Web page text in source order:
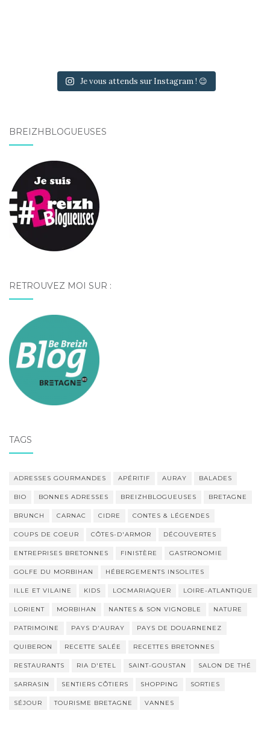
Je vous attends sur Instagram ! 😉
BREIZHBLOGUEUSES
RETROUVEZ MOI SUR :
TAGS
ADRESSES GOURMANDES APÉRITIF AURAY BALADES
BIO BONNES ADRESSES BREIZHBLOGUEUSES BRETAGNE
BRUNCH CARNAC CIDRE CONTES & LÉGENDES
COUPS DE COEUR CÔTES-D'ARMOR DÉCOUVERTES
ENTREPRISES BRETONNES FINISTÈRE GASTRONOMIE
GOLFE DU MORBIHAN HÉBERGEMENTS INSOLITES
ILLE ET VILAINE KIDS LOCMARIAQUER LOIRE-ATLANTIQUE
LORIENT MORBIHAN NANTES & SON VIGNOBLE NATURE
PATRIMOINE PAYS D'AURAY PAYS DE DOUARNENEZ
QUIBERON RECETTE SALÉE RECETTES BRETONNES
RESTAURANTS RIA D'ETEL SAINT-GOUSTAN SALON DE THÉ
SARRASIN SENTIERS CÔTIERS SHOPPING SORTIES
SÉJOUR TOURISME BRETAGNE VANNES